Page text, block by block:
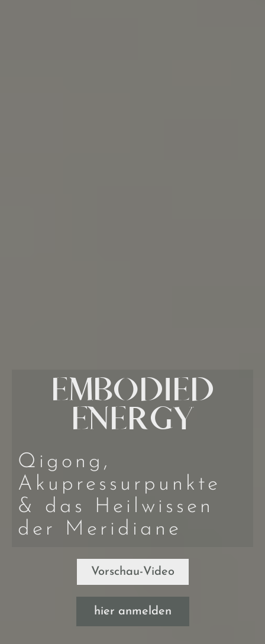
EMBODIED
ENERGY
Qigong,
Akupressurpunkte
& das Heilwissen
der Meridiane
Vorschau-Video
hier anmelden